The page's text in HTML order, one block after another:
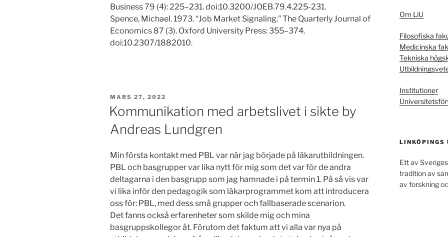
Business 79 (4): 225–231. doi:10.3200/JOEB.79.4.225-231.
Spence, Michael. 1973. “Job Market Signaling.” The Quarterly Journal of
Economics 87 (3). Oxford University Press: 355–374.
doi:10.2307/1882010.
PUBLICERAT
MARS 27, 2022
Kommunikation med arbetslivet i sikte by
Andreas Lundgren
Min första kontakt med PBL var när jag började på läkarutbildningen.
PBL och basgrupper var lika nytt för mig som det var för de andra
deltagarna i den basgrupp som jag hamnade i på termin 1. På så vis var
vi lika inför den pedagogik som läkarprogrammet kom att introducera
oss för: PBL, med dess små grupper och fallbaserade scenarion.
Det fanns också erfarenheter som skilde mig och mina
basgruppskollegor åt. Förutom det faktum att vi alla var nya på
Om LiU
Filosofiska
Medicinska
Tekniska
Institutioner
LINKÖPINGS
Ett av
tradition av
av forskning